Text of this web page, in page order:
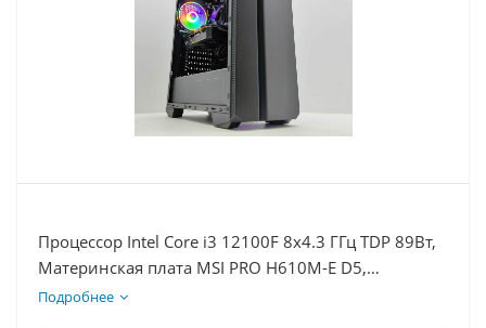
Процессор Intel Core i3 12100F 8x4.3 ГГц TDP 89Вт,
Материнская плата MSI PRO H610M-E D5,
Видеокарта RTX 3050 6Гб, Память DDR5 16Gb,
Подробнее